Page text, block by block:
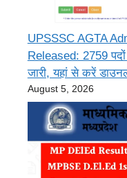
UPSSSC AGTA
Released: 2759 पदों
जारी, यहां से करें
August 5, 2026